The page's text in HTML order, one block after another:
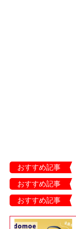
おすすめ記事
おすすめ記事
おすすめ記事